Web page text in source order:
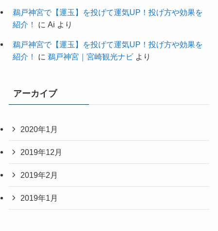
鵜戸神宮で【運玉】を投げて運気UP！投げ方や効果を
紹介！
に Ai より
鵜戸神宮で【運玉】を投げて運気UP！投げ方や効果を
紹介！
に 鵜戸神宮｜宮崎観光ナビより
アーカイブ
2020年1月
2019年12月
2019年2月
2019年1月